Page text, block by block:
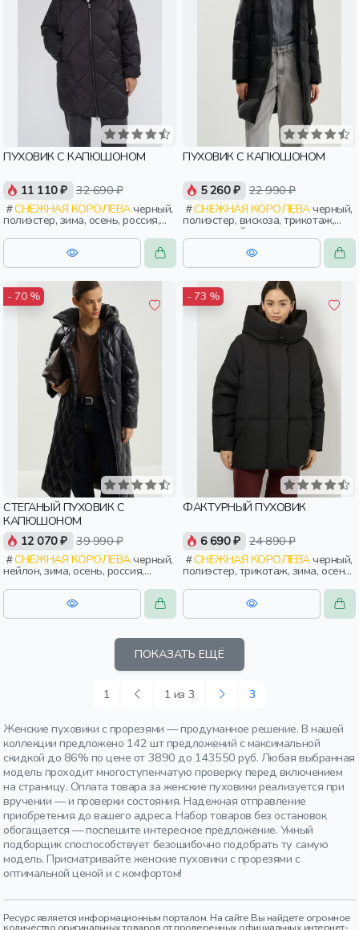
ПУХОВИК С КАПЮШОНОМ
11 110 ₽ 32 690 ₽
СНЕЖНАЯ КОРОЛЕВАчерный,
полиэстер, зима, осень, россия,
прямые, капюшон, застежка,
утепленные, стеганые, прорези,
карман, женщины, взрослые
ПУХОВИК С КАПЮШОНОМ
5 260 ₽ 22 990 ₽
СНЕЖНАЯ КОРОЛЕВАчерный,
полиэстер, вискоза, трикотаж,
эластан, нейлон, зима, осень,
россия, прямые, капюшон,
застежка, утепленные, прорези,
карман, женщины, взрослые
- 70 %
СТЕГАНЫЙ ПУХОВИК С
КАПЮШОНОМ
12 070 ₽ 39 990 ₽
СНЕЖНАЯ КОРОЛЕВАчерный,
нейлон, зима, осень, россия,
прямые, удлиненные, капюшон,
застежка, утепленные, стеганые,
прорези, карман, женщины,
взрослые
- 73 %
ФАКТУРНЫЙ ПУХОВИК
6 690 ₽ 24 890 ₽
СНЕЖНАЯ КОРОЛЕВАчерный,
полиэстер, трикотаж, зима, осень,
россия, капюшон, застежка,
утепленные, кнопки, прорези,
карман, фактурные, женщины,
взрослые
ПОКАЗАТЬ ЕЩЁ
1 1 из 3 3
Женские пуховики с прорезями — продуманное решение. В нашей
коллекции предложено 142 шт предложений с максимальной
скидкой до 86% по цене от 3890 до 143550 руб. Любая выбранная
модель проходит многоступенчатую проверку перед включением
на страницу. Оплата товара за женские пуховики реализуется при
вручении — и проверки состояния. Надежная отправление
приобретения до вашего адреса. Набор товаров без остановок
обогащается — поспешите интересное предложение. Умный
подборщик споспособствует безошибочно подобрать ту самую
модель. Присматривайте женские пуховики с прорезями с
оптимальной ценой и с комфортом!
Ресурс является информационным порталом. На сайте Вы найдете огромное
количество оригинальных товаров от проверенных официальных интернет-